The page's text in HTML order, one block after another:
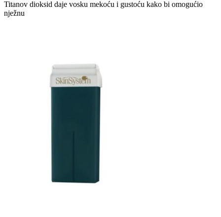
Titanov dioksid daje vosku mekoću i gustoću kako bi omogućio
nježnu